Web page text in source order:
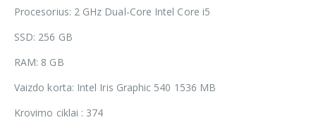
Procesorius: 2 GHz Dual-Core Intel Core i5
SSD: 256 GB
RAM: 8 GB
Vaizdo korta: Intel Iris Graphic 540 1536 MB
Krovimo ciklai : 374